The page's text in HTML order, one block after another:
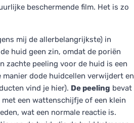
beschermende film. Het is zo
mij de allerbelangrijkste) in
huid geen zin, omdat de poriën
zachte peeling voor de huid is een
dode huidcellen verwijdert en
vind je hier). De peeling bevat
een wattenschijfje of een klein
wat een normale reactie is.